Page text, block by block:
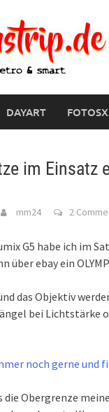
DAYART
im Einsatz
mm24 2
G5 habe ich im
über ebay ein
das Objektiv
bei Lichtstärke
noch gerne und
die Obergrenze